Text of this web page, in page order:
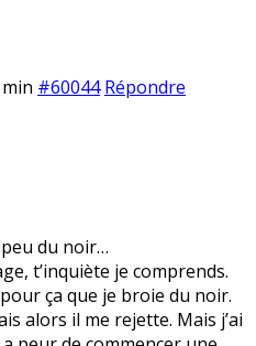
#60044 Répondre
du noir…
t’inquiète je comprends.
ça que je broie du noir.
alors il me rejette. Mais j’ai